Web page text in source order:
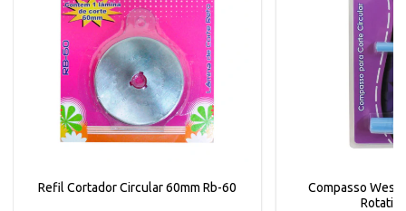
Refil Cortador Circular 60mm Rb-60
Compasso